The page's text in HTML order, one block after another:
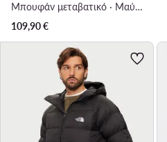
Μπουφάν μεταβατικό · Μαύρο
109,90€